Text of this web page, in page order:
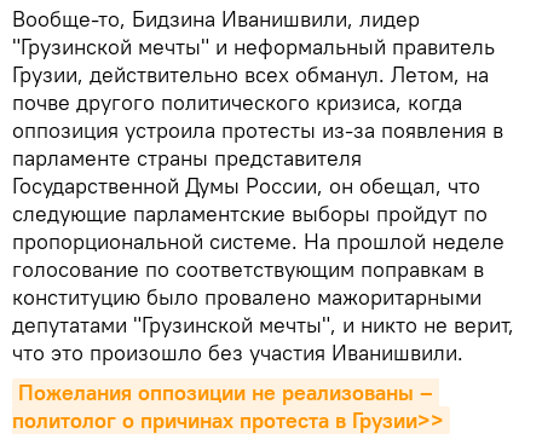
Вообще-то, Бидзина Иванишвили, лидер
"Грузинской мечты" и неформальный правитель
Грузии, действительно всех обманул. Летом, на
почве другого политического кризиса, когда
оппозиция устроила протесты из-за появления в
парламенте страны представителя
Государственной Думы России, он обещал, что
следующие парламентские выборы пройдут по
пропорциональной системе. На прошлой неделе
голосование по соответствующим поправкам в
конституцию было провалено мажоритарными
депутатами "Грузинской мечты", и никто не верит,
что это произошло без участия Иванишвили.
Пожелания оппозиции не реализованы –
политолог о причинах протеста в Грузии>>